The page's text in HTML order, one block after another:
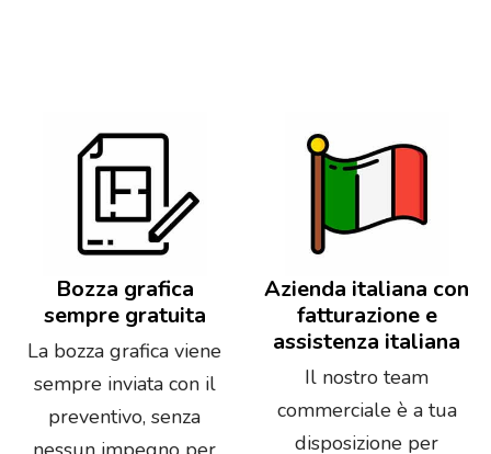
Bozza grafica
sempre gratuita
La bozza grafica viene
sempre inviata con il
preventivo, senza
Azienda italiana con
fatturazione e
assistenza italiana
Il nostro team
commerciale è a tua
disposizione per